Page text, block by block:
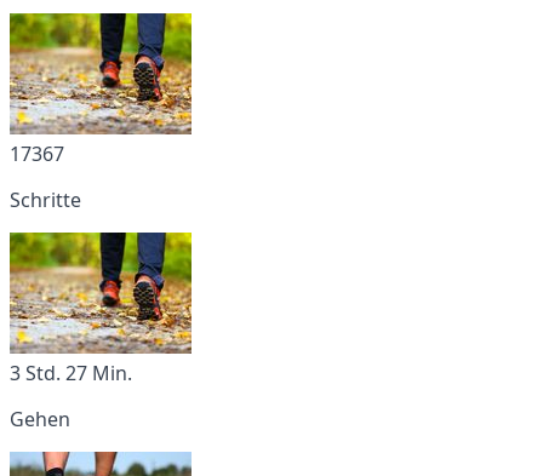
17367
Schritte
3 Std. 27 Min.
Gehen